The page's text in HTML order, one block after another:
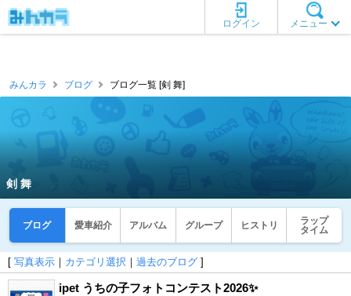
メニュー
ログイン
みんカラ ブログ ブログ一覧 [剣 舞]
剣 舞
ブログ 愛車紹介 アルバム グループ ヒストリ
ラップ
タイム
[ 写真表示 ｜ カテゴリ選択 ｜ 過去のブログ ]
ipet うちの子フォトコンテスト2026✨